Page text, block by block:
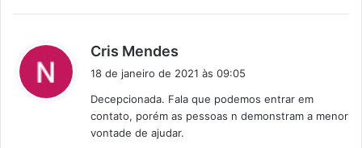
Cris Mendes
i
s
e
:
18 de janeiro de 2021 às 09:05
Decepcionada. Fala que podemos entrar em
contato, porém as pessoas n demonstram a menor
vontade de ajudar.